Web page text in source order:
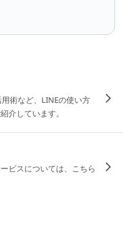
術など、LINEの使い方
介しています。
ビスについては、こちら